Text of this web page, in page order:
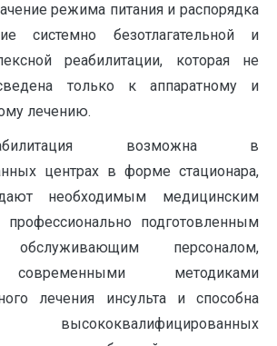
режима питания и распорядка
системно безотлагательной и
реабилитации, которая не
только к аппаратному и
лечению.
возможна в
центрах в форме стационара,
необходимым медицинским
профессионально подготовленным
обслуживающим персоналом,
методиками
лечения инсульта и способна